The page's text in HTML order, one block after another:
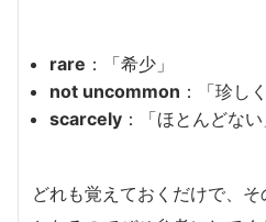
rare ：「希少」
not uncommon ：「珍し
scarcely ：「ほとんどない
どれも覚えておくだけで、